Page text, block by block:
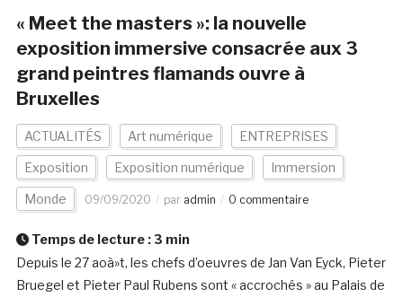
« Meet the masters »: la nouvelle
exposition immersive consacrée aux 3
grand peintres flamands ouvre à
Bruxelles
ACTUALITÉS Art numérique ENTREPRISES
Exposition Exposition numérique Immersion
Monde 09/09/2020 par admin 0 commentaire
Temps de lecture : 3 min
Depuis le 27 aoà»t, les chefs d’oeuvres de Jan Van Eyck, Pieter
Bruegel et Pieter Paul Rubens sont « accrochés » au Palais de